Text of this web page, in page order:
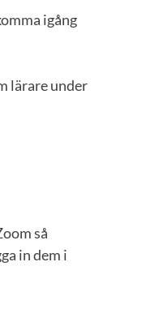
igång
lärare under
så
in dem i